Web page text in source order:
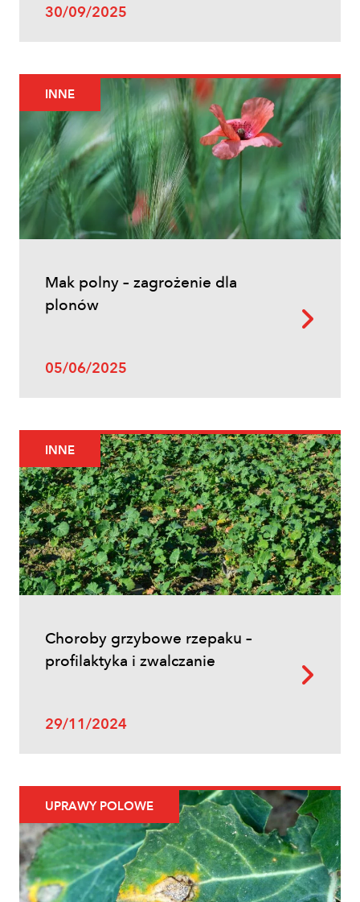
30/09/2025
INNE
Mak polny – zagrożenie dla
plonów
05/06/2025
INNE
Choroby grzybowe rzepaku –
profilaktyka i zwalczanie
29/11/2024
UPRAWY POLOWE